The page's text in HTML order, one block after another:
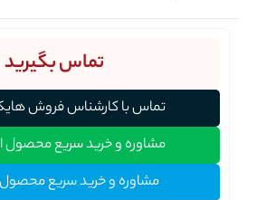
تماس بگیرید
تماس با کارشناس فروش
مشاوره و خرید سریع محصول
مشاوره و خرید سریع محصول